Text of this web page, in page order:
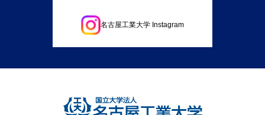
名古屋工業大学 Instagram